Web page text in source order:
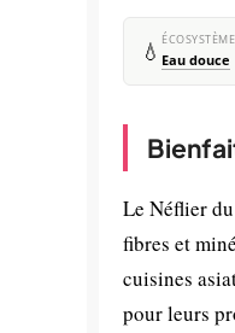
💧 ÉCOSYSTÈME
Eau douce
Le Néflier
fibres et
cuisines
pour leurs